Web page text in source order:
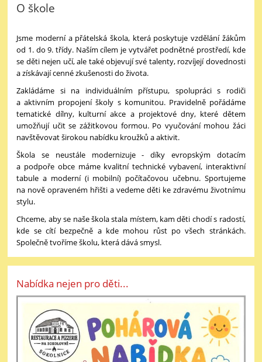
O škole
Jsme moderní a přátelská škola, která poskytuje vzdělání žákům
od 1. do 9. třídy. Naším cílem je vytvářet podnětné prostředí, kde
se děti nejen učí, ale také objevují své talenty, rozvíjejí dovednosti
a získávají cenné zkušenosti do života.
Zakládáme si na individuálním přístupu, spolupráci s rodiči
a aktivním propojení školy s komunitou. Pravidelně pořádáme
tematické dílny, kulturní akce a projektové dny, které dětem
umožňují učit se zážitkovou formou. Po vyučování mohou žáci
navštěvovat širokou nabídku kroužků a aktivit.
Škola se neustále modernizuje - díky evropským dotacím
a podpoře obce máme kvalitní technické vybavení, interaktivní
tabule a moderní (i mobilní) počítačovou učebnu. Sportujeme
na nově opraveném hřišti a vedeme děti ke zdravému životnímu
stylu.
Chceme, aby se naše škola stala místem, kam děti chodí s radostí,
kde se cítí bezpečně a kde mohou růst po všech stránkách.
Společně tvoříme školu, která dává smysl.
Nabídka nejen pro děti...